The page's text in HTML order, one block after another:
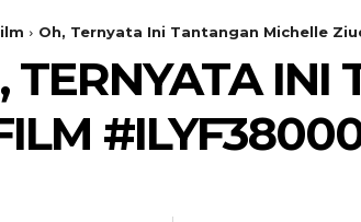
Oh, Ternyata Ini Tantangan Michelle
TERNYATA INI